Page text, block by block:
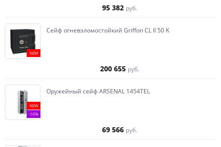
95 382 руб.
NEW
Сейф огневзломостойкий Griffon CL II 50 K
200 655 руб.
NEW
-10%
Оружейный сейф ARSENAL 1454ТEL
69 566 руб.